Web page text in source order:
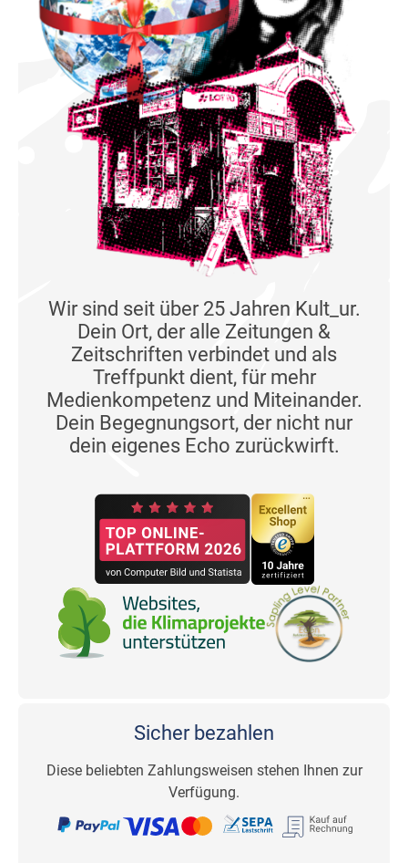
Wir sind seit über 25 Jahren Kult_ur.
Dein Ort, der alle Zeitungen &
Zeitschriften verbindet und als
Treffpunkt dient, für mehr
Medienkompetenz und Miteinander.
Dein Begegnungsort, der nicht nur
dein eigenes Echo zurückwirft.
Sicher bezahlen
Diese beliebten Zahlungsweisen stehen Ihnen zur
Verfügung.